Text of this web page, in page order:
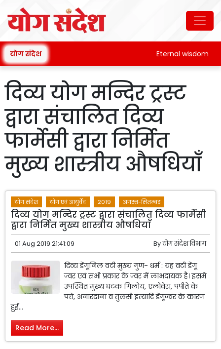
योग संदेश Eternal wisdom
दिव्य योग मन्दिर ट्रस्ट
द्वारा संचालित दिव्य
फार्मेसी द्वारा निर्मित
मुख्य शास्त्रीय औषधियाँ
योग संदेश योग एवं आयुर्वेद 2019 अगस्त-सितम्बर
दिव्य योग मन्दिर ट्रस्ट द्वारा संचालित दिव्य फार्मेसी
द्वारा निर्मित मुख्य शास्त्रीय औषधियाँ
01 Aug 2019 21:41:09 Byयोग संदेश विभाग
दिव्य डेंगूनिल वटी मुख्य गुण- धर्म : यह वटी डेंगू
ज्वर एवं सभी प्रकार के ज्वर में लाभदायक है। इसमें
उपस्थित मुख्य घटक गिलोय, एलोवेरा, पपीते के
पत्ते, अनारदाना व तुलसी इत्यादि डेंगूज्वर के कारण
हुई...
Read More...